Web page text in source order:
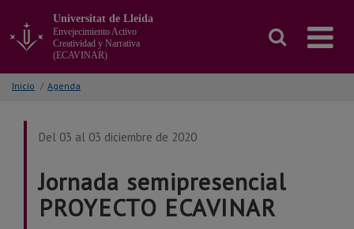
contenido
principal
de
Universitat de Lleida
Envejecimiento Activo
Creatividad y Narrativa
(ECAVINAR)
Inicio / Agenda
Del 03 al 03 diciembre de 2020
Jornada semipresencial
PROYECTO ECAVINAR